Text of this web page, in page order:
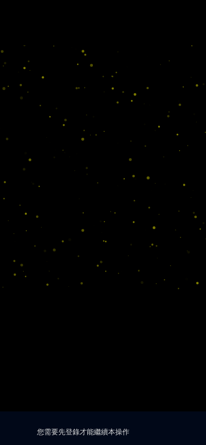
您需要先登錄才能繼續本操作